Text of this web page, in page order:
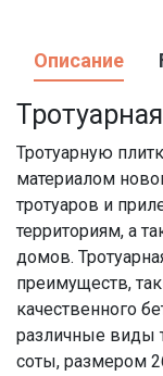
Описание
Тротуарную
материалом
тротуаров и
территориям, а
домов.
преимуществ,
качественного
различные виды
соты, размером